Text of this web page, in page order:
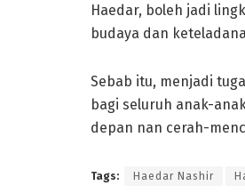
Haedar, boleh jadi
budaya dan
Sebab itu, menjadi
bagi seluruh anak-
depan nan cerah-
Tags: Haedar Nashir